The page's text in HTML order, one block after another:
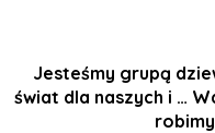
Jesteśmy grupą
świat dla naszych i …